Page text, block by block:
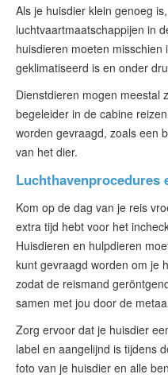
Als je huisdier klein genoeg
luchtvaartmaatschappijen in
huisdieren moeten
geklimatiseerd is en onder
Dienstdieren mogen meestal
begeleider in de cabine
worden gevraagd, zoals een
van het dier.
Kom op de dag van je reis
extra tijd hebt voor het
Huisdieren en hulpdieren
kunt gevraagd worden om je
zodat de reismand
samen met jou door de
Zorg ervoor dat je huisdier
label en aangelijnd is tijdens
foto van je huisdier en alle